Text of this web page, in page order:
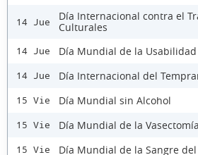
14 Jue
Día Internacional contra el
Culturales
14 Jue Día Mundial de la Usabilidad
14 Jue Día Internacional del
15 Vie Día Mundial sin Alcohol
15 Vie Día Mundial de la Vasectomía
15 Vie Día Mundial de la Sangre